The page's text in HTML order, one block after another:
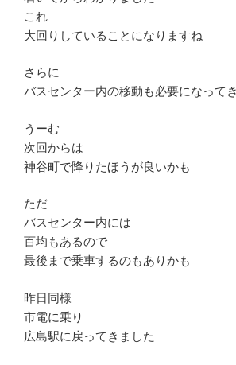
これ
大回りしていることになりますね
さらに
バスセンター内の移動も必要になって
うーむ
次回からは
神谷町で降りたほうが良いかも
ただ
バスセンター内には
百均もあるので
最後まで乗車するのもありかも
昨日同様
市電に乗り
広島駅に戻ってきました